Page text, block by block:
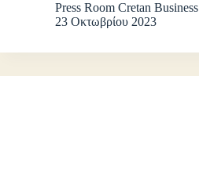
Press Room Cretan Business
23 Οκτωβρίου 2023